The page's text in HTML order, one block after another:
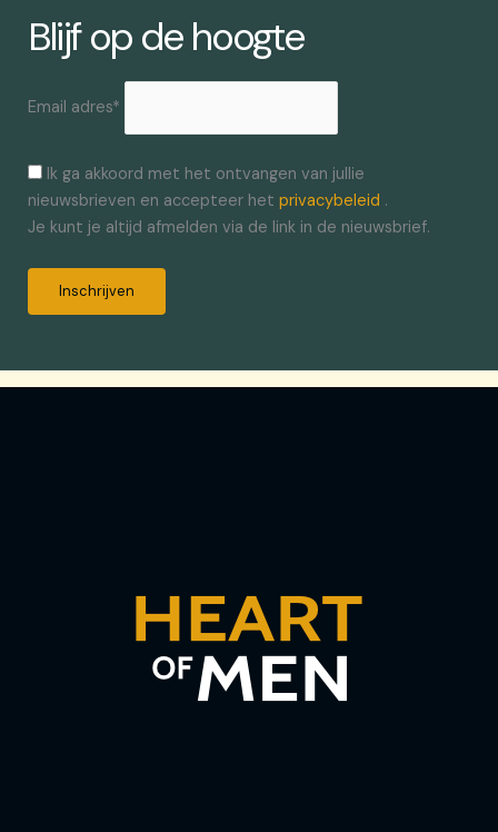
Blijf op de hoogte
Email adres*
Ik ga akkoord met het ontvangen van jullie
nieuwsbrieven en accepteer het privacybeleid .
Je kunt je altijd afmelden via de link in de nieuwsbrief.